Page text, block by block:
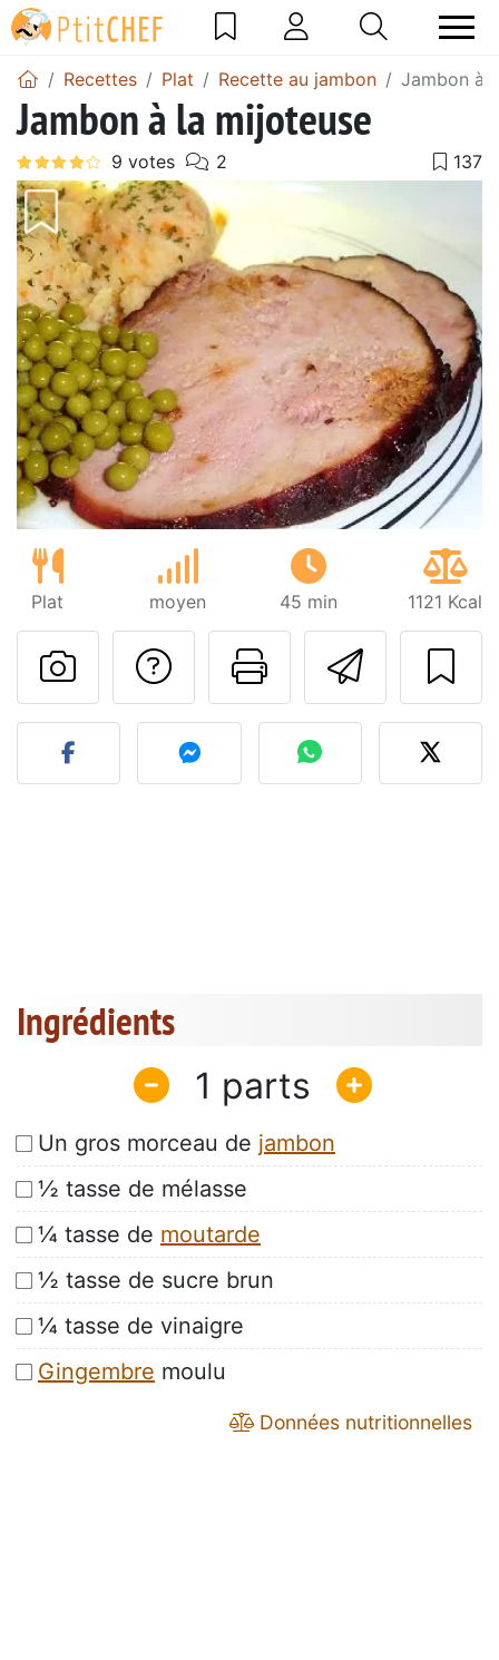
Recettes Plat Recette au jambon Jambon à
Jambon à la mijoteuse
Plat moyen 45 min 1121 Kcal
Imprimer
Poser une
Publier votre photo de
Ingrédients
1
Un gros morceau de jambon
½ tasse de mélasse
¼ tasse de moutarde
½ tasse de sucre brun
¼ tasse de vinaigre
Gingembre moulu
Données nutritionnelles